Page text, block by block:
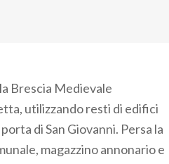
Brescia Medievale
utilizzando resti di edifici
di San Giovanni. Persa la
magazzino annonario e